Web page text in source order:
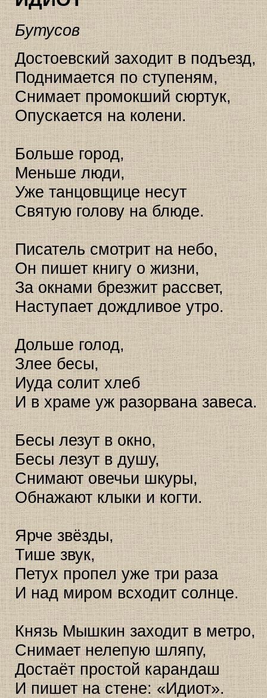
Бутусов
Достоевский заходит в подъезд,
Поднимается по ступеням,
Снимает промокший сюртук,
Опускается на колени.
Больше город,
Меньше люди,
Уже танцовщице несут
Святую голову на блюде.
Писатель смотрит на небо,
Он пишет книгу о жизни,
За окнами брезжит рассвет,
Наступает дождливое утро.
Дольше голод,
Злее бесы,
Иуда солит хлеб
И в храме уж разорвана завеса.
Бесы лезут в окно,
Бесы лезут в душу,
Снимают овечьи шкуры,
Обнажают клыки и когти.
Ярче звёзды,
Тише звук,
Петух пропел уже три раза
И над миром всходит солнце.
Князь Мышкин заходит в метро,
Снимает нелепую шляпу,
Достаёт простой карандаш
И пишет на стене: «Идиот».